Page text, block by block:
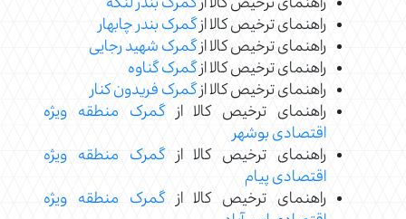
راهنمای ترخیص کالا ازگمرک بندر چابهار
راهنمای ترخیص کالا ازگمرک شهید رجایی
راهنمای ترخیص کالا ازگمرک گناوه
راهنمای ترخیص کالا ازگمرک فریدون کنار
راهنمای ترخیص کالا ازگمرک منطقه ویژه
اقتصادی بوشهر
راهنمای ترخیص کالا ازگمرک منطقه ویژه
اقتصادی پیام
راهنمای ترخیص کالا ازگمرک منطقه ویژه